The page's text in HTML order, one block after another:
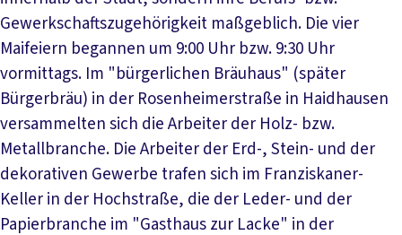
Gewerkschaftszugehörigkeit maßgeblich. Die vier
Maifeiern begannen um 9:00 Uhr bzw. 9:30 Uhr
vormittags. Im "bürgerlichen Bräuhaus" (später
Bürgerbräu) in der Rosenheimerstraße in Haidhausen
versammelten sich die Arbeiter der Holz- bzw.
Metallbranche. Die Arbeiter der Erd-, Stein- und der
dekorativen Gewerbe trafen sich im Franziskaner-
Keller in der Hochstraße, die der Leder- und der
Papierbranche im "Gasthaus zur Lacke" in der